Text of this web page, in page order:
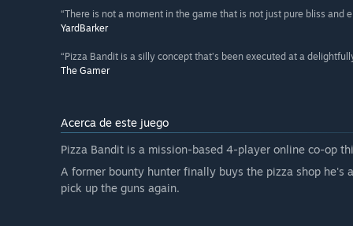
equally interested in your ideas for the game's
Pizza Bandit, and we're excited to continue this
“There is not a moment in the game that is not just pure bliss and
YardBarker
“Pizza Bandit is a silly concept that’s been executed at a
The Gamer
Acerca de este juego
Pizza Bandit is a mission-based 4-player online co-op
A former bounty hunter finally buys the pizza shop
pick up the guns again.